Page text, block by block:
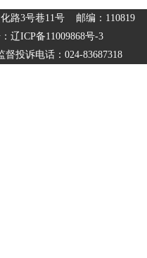
路3号巷11号 邮编：110819
ICP备11009868号-3
督投诉电话：024-83687318